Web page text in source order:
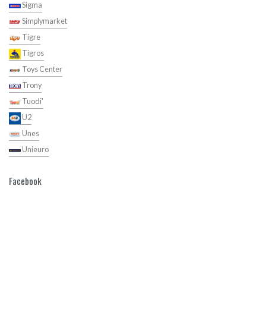
Sigma
Simplymarket
Tigre
Tigros
Toys Center
Trony
Tuodi'
U2
Unes
Unieuro
Facebook